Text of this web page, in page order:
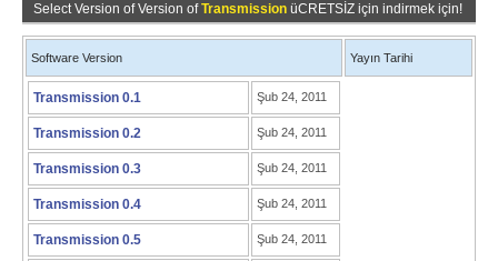
Select Version of Version ofTransmission üCRETSİZ için indirmek için!
Software Version Yayın Tarihi
Transmission 0.1 Şub 24, 2011
Transmission 0.2 Şub 24, 2011
Transmission 0.3 Şub 24, 2011
Transmission 0.4 Şub 24, 2011
Transmission 0.5 Şub 24, 2011